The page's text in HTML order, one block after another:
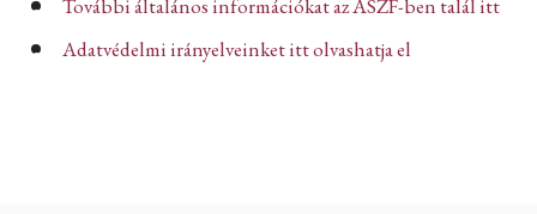
További általános információkat az ÁSZF-ben talál itt
Adatvédelmi irányelveinket itt olvashatja el